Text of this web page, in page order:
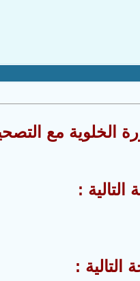
:
: